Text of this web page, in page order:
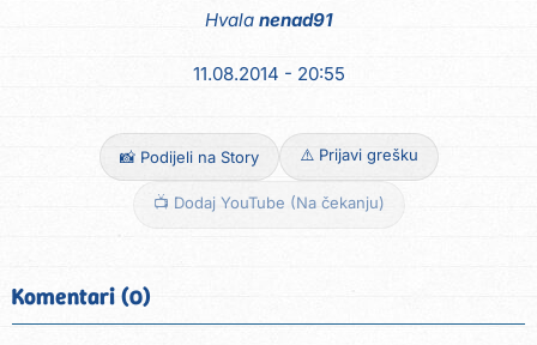
Hvala nenad91
11.08.2014 - 20:55
📸 Podijeli na Story ⚠️ Prijavi grešku
📺 Dodaj YouTube (Na čekanju)
Komentari (0)